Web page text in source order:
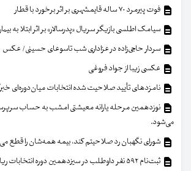
فوت پیرمرد ۷۰ ساله قایمشهری بر اثر برخورد با قطار
سیامک اطلسی بازیگر سریال «پدرسالار» بر اثر ابتلا به
سردار حاجی‌زاده در عزاداری شب تاسوعای حسینی/ عکس
عکسی زیبا از جواد فروغی
نامزدهای تأیید صلاحیت شده انتخابات میان‌دوره‌ای
نوزدهمین مرحله یارانه معیشتی امشب به حساب
می‌شود.
شورای نگهبان رد صلاحیتم کند، بیمه همه‌شان را قطع
ثبت‌نام ۵۹۲ نفر داوطلب در سیزدهمین دوره انتخابات ریاست جمهوری